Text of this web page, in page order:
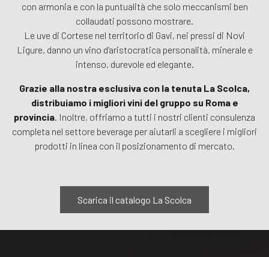
con armonia e con la puntualità che solo meccanismi ben
collaudati possono mostrare.
Le uve di Cortese nel territorio di Gavi, nei pressi di Novi
Ligure, danno un vino d’aristocratica personalità, minerale e
intenso, durevole ed elegante.
Grazie alla nostra esclusiva con la tenuta La Scolca,
distribuiamo i migliori vini del gruppo su Roma e
provincia. Inoltre, offriamo a tutti i nostri clienti consulenza
completa nel settore beverage per aiutarli a scegliere i migliori
prodotti in linea con il posizionamento di mercato.
Scarica il catalogo La Scolca